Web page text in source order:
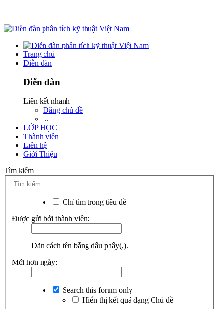
Trang chủ
Diễn đàn
Diễn đàn
Liên kết nhanh
Đăng chủ đề
...
LỚP HỌC
Thành viên
Liên hệ
Giới Thiệu
Tìm kiếm
Chỉ tìm trong tiêu đề
Được gửi bởi thành viên:
Dãn cách tên bằng dấu phẩy(,).
Mới hơn ngày:
Search this forum only
Hiển thị kết quả dạng Chủ đề